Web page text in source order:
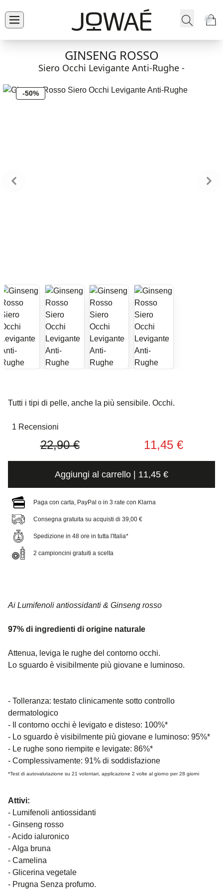
GINSENG ROSSO
Siero Occhi Levigante Anti-Rughe -
-50%
Tutti i tipi di pelle, anche la più sensibile. Occhi.
1 Recensioni
22,90 € 11,45 €
Aggiungi al carrello | 11,45 €
Paga con carta, PayPal o in 3 rate con Klarna
Consegna gratuita su acquisti di 39,00 €
Spedizione in 48 ore in tutta l'Italia*
2 campioncini gratuiti a scelta
Ai Lumifenoli antiossidanti & Ginseng rosso
97% di ingredienti di origine naturale
Attenua, leviga le rughe del contorno occhi.
Lo sguardo è visibilmente più giovane e luminoso.
- Tolleranza: testato clinicamente sotto controllo
dermatologico
- Il contorno occhi è levigato e disteso: 100%*
- Lo sguardo è visibilmente più giovane e luminoso: 95%*
- Le rughe sono riempite e levigate: 86%*
- Complessivamente: 91% di soddisfazione
*Test di autovalutazione su 21 volontari, applicazione 2 volte al giorno per 28 giorni
Attivi:
- Lumifenoli antiossidanti
- Ginseng rosso
- Acido ialuronico
- Alga bruna
- Camelina
- Glicerina vegetale
- Prugna Senza profumo.